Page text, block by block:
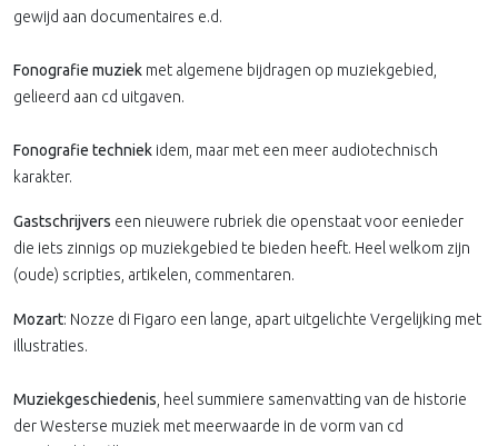
gewijd aan documentaires e.d.
Fonografie muziek met algemene bijdragen op muziekgebied,
gelieerd aan cd uitgaven.
Fonografie techniek idem, maar met een meer audiotechnisch
karakter.
Gastschrijvers een nieuwere rubriek die openstaat voor eenieder
die iets zinnigs op muziekgebied te bieden heeft. Heel welkom zijn
(oude) scripties, artikelen, commentaren.
Mozart: Nozze di Figaro een lange, apart uitgelichte Vergelijking met
illustraties.
Muziekgeschiedenis , heel summiere samenvatting van de historie
der Westerse muziek met meerwaarde in de vorm van cd